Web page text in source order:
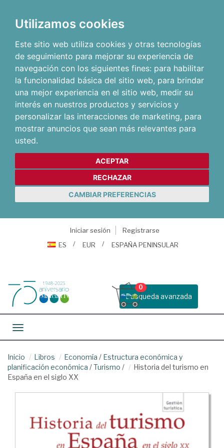
Utilizamos cookies
Este sitio web utiliza cookies y otras tecnologías
de seguimiento para mejorar su experiencia de
navegación con los siguientes fines: para habilitar
la funcionalidad básica del sitio web, para brindar
una mejor experiencia en el sitio web, medir su
interés en nuestros productos y servicios y
personalizar las interacciones de marketing, para
mostrar anuncios que sean más relevantes para
usted.
ACEPTAR
RECHAZAR
CAMBIAR PREFERENCIAS
Iniciar sesión
Registrarse
ES
EUR ESPAÑA PENINSULAR
Busqueda avanzada
0
Toggle navigation
Inicio Libros Economía / Estructura económica y
planificación económica /Turismo /
Historia del turismo en
España en el siglo XX